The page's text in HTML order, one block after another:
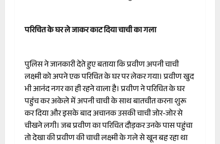
परिचित के घर ले जाकर काट दिया चाची का गला
पुलिस ने जानकारी देते हुए बताया कि प्रवीण अपनी चाची
लक्ष्मी को अपने एक परिचित के घर पर लेकर गया। प्रवीण खुद
भी आनंद नगर का ही रहने वाला है। प्रवीण ने परिचित के घर
पहुंच कर अकेले में अपनी चाची के साथ बातचीत करना शुरू
कर दिया और इसके बाद अचानक उसकी चाची जोर-जोर से
चीखने लगी। जब प्रवीण का परिचित दौड़कर उनके पास पहुंचा
तो देखा की प्रवीण की चाची लक्ष्मी के गले से खून बह रहा था